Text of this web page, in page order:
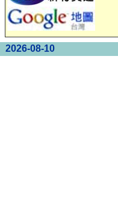
2026-08-10